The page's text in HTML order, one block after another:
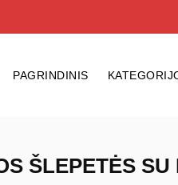
PAGRINDINIS
ŠLEPETĖS